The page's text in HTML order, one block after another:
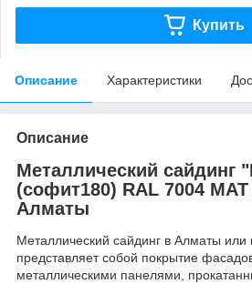
Купить
Описание Характеристики
Описание
Металлический сайдинг
(софит180) RAL 7004 МАТ
Алматы
Металлический сайдинг в Алматы или
представляет собой покрытие
металлическими панелями,